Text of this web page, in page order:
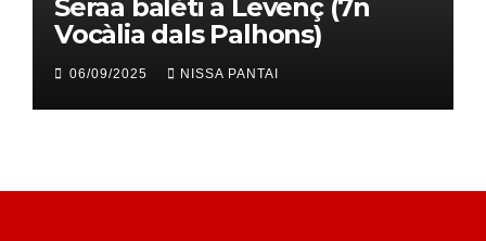
Seraa balèti a Levenç (7n
Vocàlia dals Palhons)
06/09/2025 NISSA PANTAI